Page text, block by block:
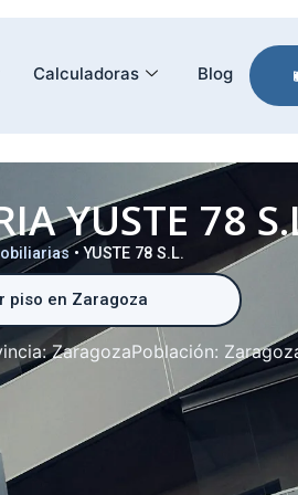
Calculadoras Blog
YUSTE 78
•YUSTE 78 S.L.
piso en Zaragoza
ZaragozaPoblación: